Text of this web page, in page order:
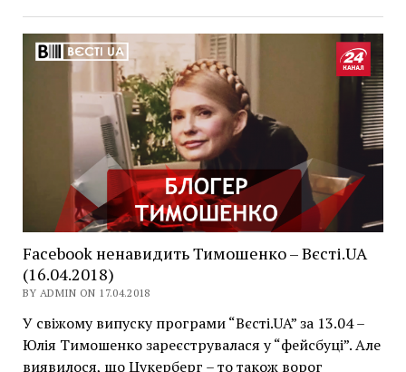
Facebook ненавидить Тимошенко – Вєсті.UA
(16.04.2018)
BY ADMIN ON 17.04.2018
У свіжому випуску програми “Вєсті.UA” за 13.04 –
Юлія Тимошенко зареєструвалася у “фейсбуці”. Але
виявилося, що Цукерберг – то також ворог